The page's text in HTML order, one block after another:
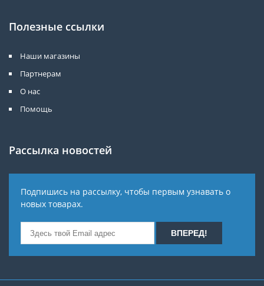
Полезные ссылки
Наши магазины
Партнерам
О нас
Помощь
Рассылка новостей
Подпишись на рассылку, чтобы первым узнавать о
новых товарах.